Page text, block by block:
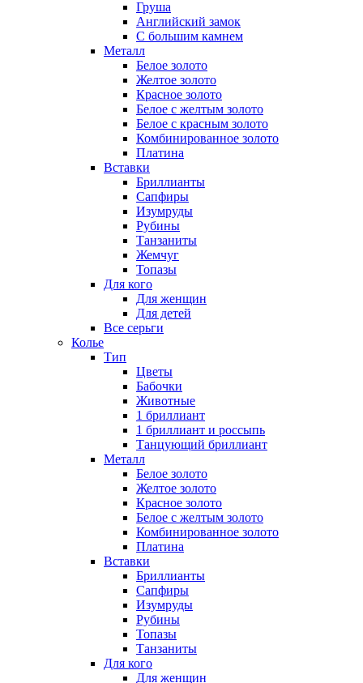
Груша
Английский замок
С большим камнем
Металл
Белое золото
Желтое золото
Красное золото
Белое с желтым золото
Белое с красным золото
Комбинированное золото
Платина
Вставки
Бриллианты
Сапфиры
Изумруды
Рубины
Танзаниты
Жемчуг
Топазы
Для кого
Для женщин
Для детей
Все серьги
Колье
Тип
Цветы
Бабочки
Животные
1 бриллиант
1 бриллиант и россыпь
Танцующий бриллиант
Металл
Белое золото
Желтое золото
Красное золото
Белое с желтым золото
Комбинированное золото
Платина
Вставки
Бриллианты
Сапфиры
Изумруды
Рубины
Топазы
Танзаниты
Для кого
Для женщин